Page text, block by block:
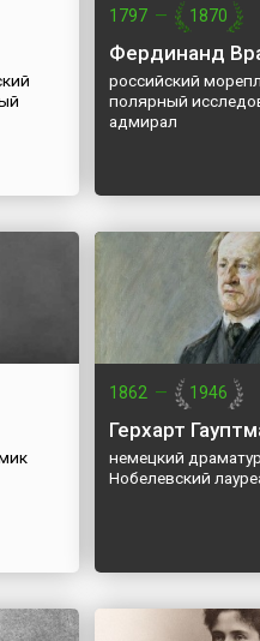
1797 — 1870
Фердинанд
российский
полярный
адмирал
1862 — 1946
Герхарт
немецкий
Нобелевский